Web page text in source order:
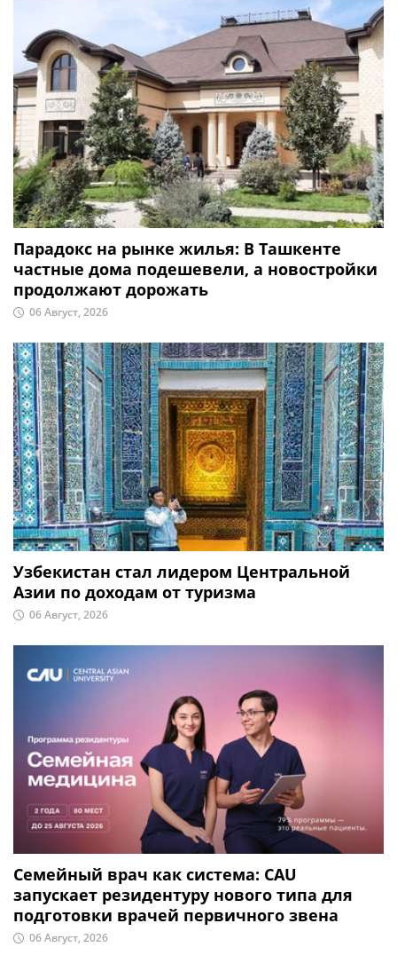
Парадокс на рынке жилья: В Ташкенте
частные дома подешевели, а новостройки
продолжают дорожать
06 Август, 2026
Узбекистан стал лидером Центральной
Азии по доходам от туризма
06 Август, 2026
Семейный врач как система: CAU
запускает резидентуру нового типа для
подготовки врачей первичного звена
06 Август, 2026